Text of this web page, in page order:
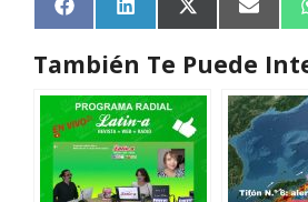
F
a
e
b
o
o
k
L
i
k
e
d
I
n
X
(
w
i
t
e
)
E
m
a
l
También Te Puede